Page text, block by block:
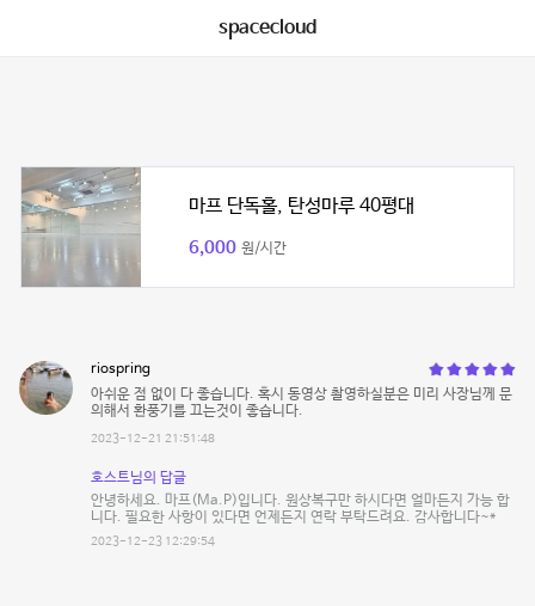
spacecloud
마프 단독홀, 탄성마루 40평대
6,000 원/시간
riospring
아쉬운 점 없이 다 좋습니다. 혹시 동영상 촬영하실분은 미리 사장님께 문
의해서 환풍기를 끄는것이 좋습니다.
2023-12-21 21:51:48
호스트님의 답글
안녕하세요. 마프(Ma.P)입니다. 원상복구만 하시다면 얼마든지 가능 합
니다. 필요한 사항이 있다면 언제든지 연락 부탁드려요. 감사합니다~*
2023-12-23 12:29:54